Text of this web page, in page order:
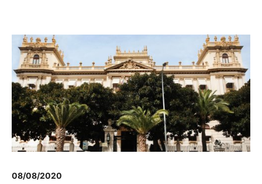
08/08/2020